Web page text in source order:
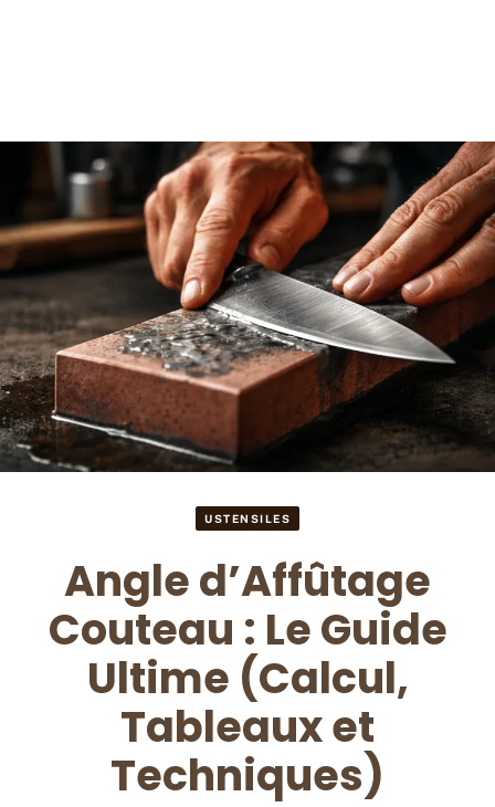
USTENSILES
Angle d’Affûtage
Couteau : Le Guide
Ultime (Calcul,
Tableaux et
Techniques)